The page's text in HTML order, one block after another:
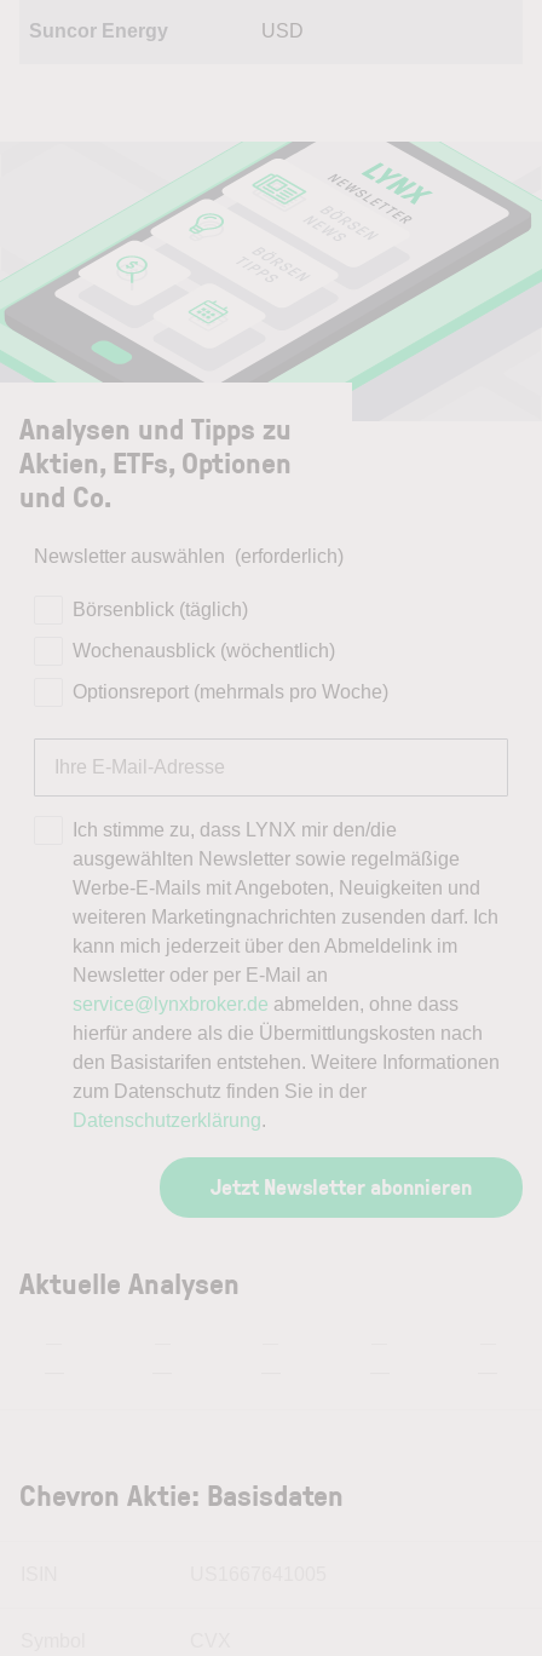
Suncor Energy USD
Analysen und Tipps zu
Aktien, ETFs, Optionen
und Co.
Newsletter auswählen (erforderlich)
Börsenblick (täglich)
Wochenausblick (wöchentlich)
Optionsreport (mehrmals pro Woche)
Ich stimme zu, dass LYNX mir den/die
ausgewählten Newsletter sowie regelmäßige
Werbe-E-Mails mit Angeboten, Neuigkeiten und
weiteren Marketingnachrichten zusenden darf. Ich
kann mich jederzeit über den Abmeldelink im
Newsletter oder per E-Mail an
service@lynxbroker.de abmelden, ohne dass
hierfür andere als die Übermittlungskosten nach
den Basistarifen entstehen. Weitere Informationen
zum Datenschutz finden Sie in der
Datenschutzerklärung.
Jetzt Newsletter abonnieren
Aktuelle Analysen
Chevron Aktie: Basisdaten